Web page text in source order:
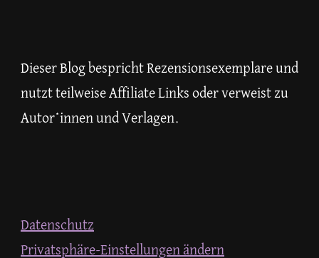
Dieser Blog bespricht Rezensionsexemplare und
nutzt teilweise Affiliate Links oder verweist zu
Autor*innen und Verlagen.
Datenschutz
Privatsphäre-Einstellungen ändern